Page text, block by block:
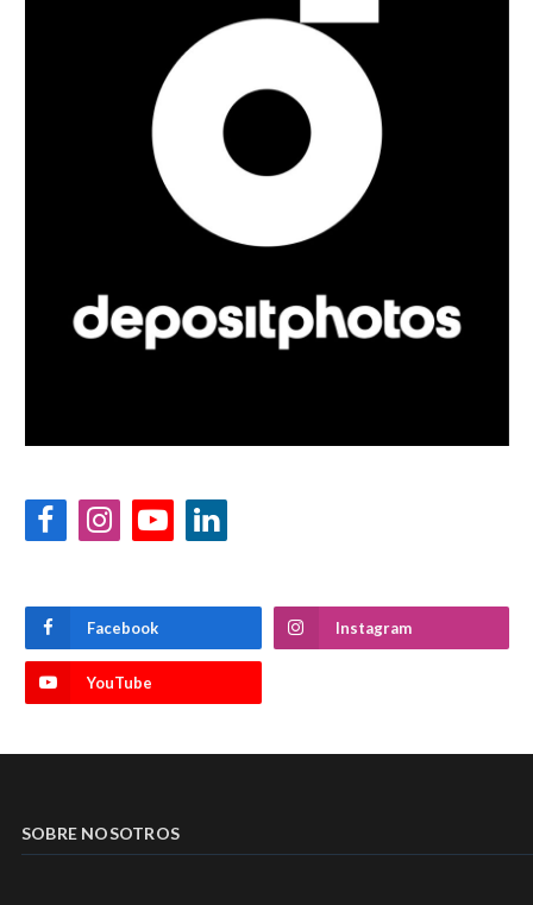
FacebookInstagramYouTubeLinkedIn
Facebook Instagram
YouTube
SOBRE NOSOTROS